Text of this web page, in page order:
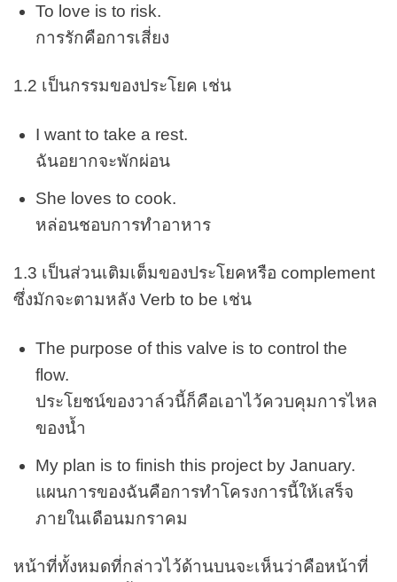
To love is to risk.
การรักคือการเสี่ยง
1.2 เป็นกรรมของประโยค เช่น
I want to take a rest.
ฉันอยากจะพักผ่อน
She loves to cook.
หล่อนชอบการทำอาหาร
1.3 เป็นส่วนเติมเต็มของประโยคหรือ complement
ซึ่งมักจะตามหลัง Verb to be เช่น
The purpose of this valve is to control the
flow.
ประโยชน์ของวาล์วนี้ก็คือเอาไว้ควบคุมการไหล
ของน้ำ
My plan is to finish this project by January.
แผนการของฉันคือการทำโครงการนี้ให้เสร็จ
ภายในเดือนมกราคม
หน้าที่ทั้งหมดที่กล่าวไว้ด้านบนจะเห็นว่าคือหน้าที่